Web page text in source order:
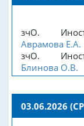
зчО.
Аврамова Е.А.
зчО.
Блинова О.В.
03.06.2026